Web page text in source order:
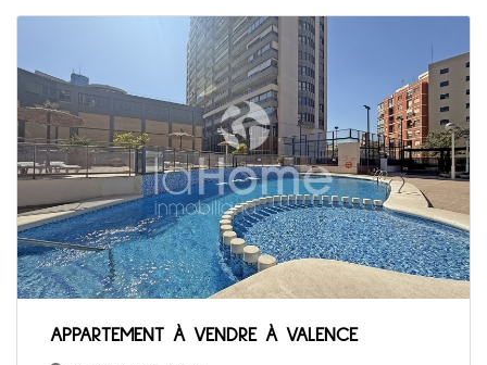
APPARTEMENT À VENDRE À VALENCE